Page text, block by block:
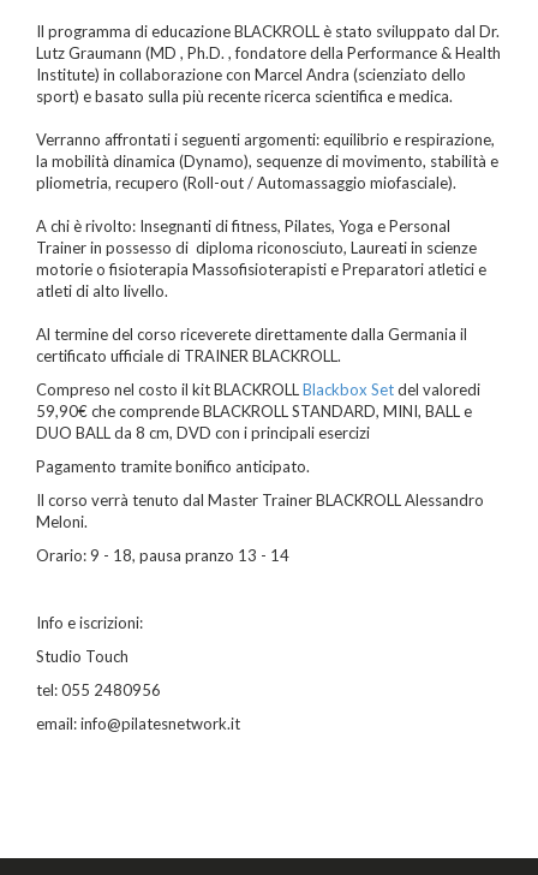
Il programma di educazione BLACKROLL è stato sviluppato dal Dr.
Lutz Graumann (MD , Ph.D. , fondatore della Performance & Health
Institute) in collaborazione con Marcel Andra (scienziato dello
sport) e basato sulla più recente ricerca scientifica e medica.
Verranno affrontati i seguenti argomenti: equilibrio e respirazione,
la mobilità dinamica (Dynamo), sequenze di movimento, stabilità e
pliometria, recupero (Roll-out / Automassaggio miofasciale).
A chi è rivolto: Insegnanti di fitness, Pilates, Yoga e Personal
Trainer in possesso di diploma riconosciuto, Laureati in scienze
motorie o fisioterapia Massofisioterapisti e Preparatori atletici e
atleti di alto livello.
Al termine del corso riceverete direttamente dalla Germania il
certificato ufficiale di TRAINER BLACKROLL.
Compreso nel costo il kit BLACKROLLBlackbox Setdel valoredi
59,90€ che comprende BLACKROLL STANDARD, MINI, BALL e
DUO BALL da 8 cm, DVD con i principali esercizi
Pagamento tramite bonifico anticipato.
Il corso verrà tenuto dal Master Trainer BLACKROLL Alessandro
Meloni.
Orario: 9 - 18, pausa pranzo 13 - 14
Info e iscrizioni:
Studio Touch
tel: 055 2480956
email: info@pilatesnetwork.it